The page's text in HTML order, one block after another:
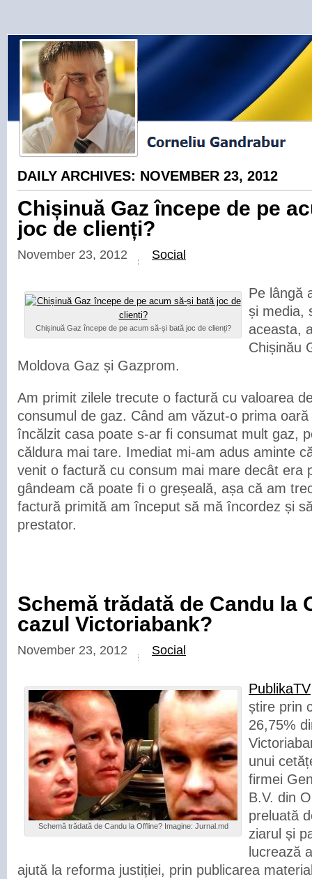
DAILY ARCHIVES: NOVEMBER 23, 2012
Chișinuă Gaz începe de pe
joc de clienți?
November 23, 2012 Social
Chișinuă Gaz începe de pe acum să-și bată joc de clienți?
Pe lângă
și media,
aceasta,
Chișinău
Moldova Gaz și Gazprom.
Am primit zilele trecute o factură cu valoarea
consumul de gaz. Când am văzut-o prima
încălzit casa poate s-ar fi consumat mult gaz,
căldura mai tare. Imediat mi-am adus aminte
venit o factură cu consum mai mare decât era
gândeam că poate fi o greșeală, așa că am
factură primită am început să mă încordez și
prestator.
Schemă trădată de Candu la
cazul Victoriabank?
November 23, 2012 Social
Schemă trădată de Candu la Offline? Imagine: Jurnal.md
PublikaTV
știre prin
26,75%
unui
firmei
B.V. din
preluată
ziarul și
lucrează
ajută la reforma justiției, prin publicarea